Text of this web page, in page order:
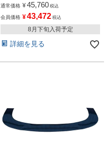
通常価格 ¥45,760 税込
会員価格 ¥43,472 税込
8月下旬入荷予定
詳細を見る